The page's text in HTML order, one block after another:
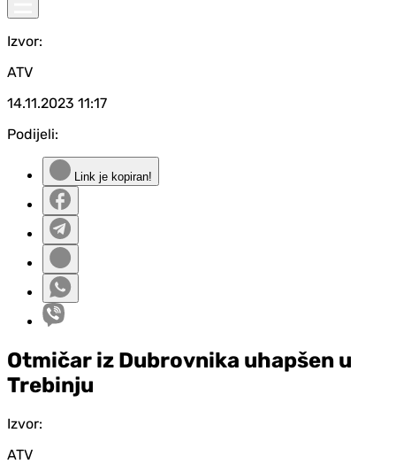
Izvor:
ATV
14.11.2023 11:17
Podijeli:
Link je kopiran!
Otmičar iz Dubrovnika uhapšen u
Trebinju
Izvor:
ATV